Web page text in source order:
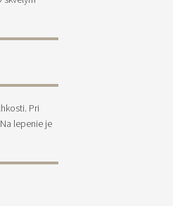
Pri
lepenie je